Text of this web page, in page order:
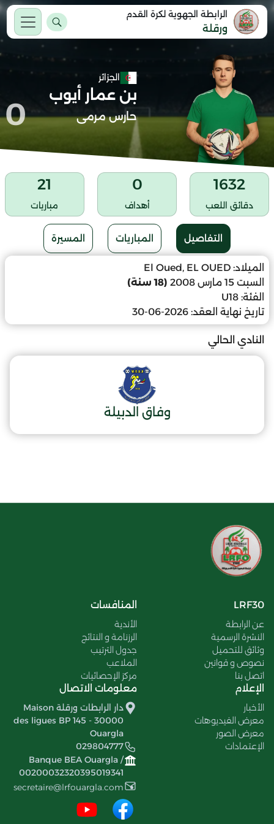
الرابطة الجهوية لكرة القدم
ورقلة
الجزائر
بن عمار أيوب
حارس مرمى 0
1632
دقائق اللعب
0
أهداف
21
مباريات
التفاصيل المباريات المسيرة
الميلاد: El Oued, EL OUED
السبت 15 مارس 2008
(18 سنة)
الفئة: U18
تاريخ نهاية العقد: 2026-06-30
النادي الحالي
وفاق الدبيلة
LRF30
عن الرابطة
النشرة الرسمية
وثائق للتحميل
نصوص و قوانين
اتصل بنا
المنافسات
الأندية
الرزنامة و النتائج
جدول الترتيب
الملاعب
مركز الإحصائيات
الإعلام
الأخبار
معرض الفيديوهات
معرض الصور
الإعتمادات
معلومات الاتصال
دار الرابطات ورقلة Maison
des ligues BP 145 - 30000
Ouargla
029804777
Banque BEA Ouargla /
00200032320395019341
secretaire@lrfouargla.com